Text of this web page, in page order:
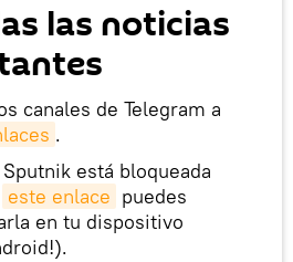
las noticias
canales de Telegram a
.
está bloqueada
este enlace puedes
en tu dispositivo